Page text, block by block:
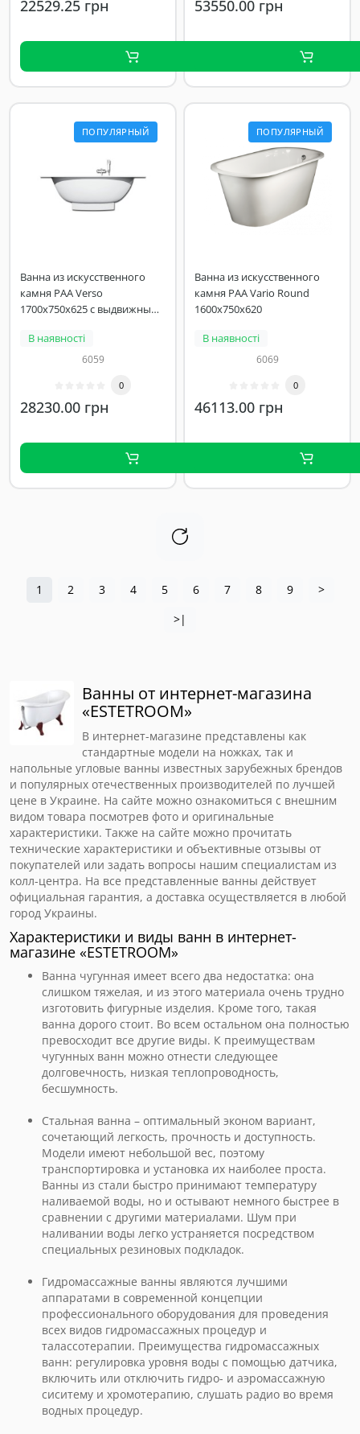
22529.25 грн 53550.00 грн
ПОПУЛЯРНЫЙ
Ванна из искусственного
камня PAA Verso
1700x750x625 с выдвижным
В наявності
6059
0
28230.00 грн
ПОПУЛЯРНЫЙ
Ванна из искусственного
камня PAA Vario Round
1600x750x620
В наявності
6069
0
46113.00 грн
1 2 3 4 5 6 7 8 9
>
>|
Ванны от интернет-магазина
«ESTETROOM»
В интернет-магазине представлены как
стандартные модели на ножках, так и
напольные угловые ванны известных зарубежных брендов
и популярных отечественных производителей по лучшей
цене в Украине. На сайте можно ознакомиться с внешним
видом товара посмотрев фото и оригинальные
характеристики. Также на сайте можно прочитать
технические характеристики и объективные отзывы от
покупателей или задать вопросы нашим специалистам из
колл-центра. На все представленные ванны действует
официальная гарантия, а доставка осуществляется в любой
город Украины.
Характеристики и виды ванн в интернет-
магазине «ESTETROOM»
Ванна чугунная имеет всего два недостатка: она
слишком тяжелая, и из этого материала очень трудно
изготовить фигурные изделия. Кроме того, такая
ванна дорого стоит. Во всем остальном она полностью
превосходит все другие виды. К преимуществам
чугунных ванн можно отнести следующее
долговечность, низкая теплопроводность,
бесшумность.
Стальная ванна – оптимальный эконом вариант,
сочетающий легкость, прочность и доступность.
Модели имеют небольшой вес, поэтому
транспортировка и установка их наиболее проста.
Ванны из стали быстро принимают температуру
наливаемой воды, но и остывают немного быстрее в
сравнении с другими материалами. Шум при
наливании воды легко устраняется посредством
специальных резиновых подкладок.
Гидромассажные ванны являются лучшими
аппаратами в современной концепции
профессионального оборудования для проведения
всех видов гидромассажных процедур и
талассотерапии. Преимущества гидромассажных
ванн: регулировка уровня воды с помощью датчика,
включить или отключить гидро- и аэромассажную
сиситему и хромотерапию, слушать радио во время
водных процедур.